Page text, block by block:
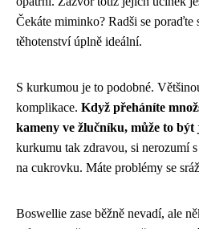
Čekáte miminko? Radši se
těhotenství úplně ideální.
S kurkumou je to podobné.
komplikace. Když přeháníte
kameny ve žlučníku, může to být
kurkumu tak zdravou, si nerozumí
na cukrovku. Máte problémy se
Boswellie zase běžně nevadí, ale